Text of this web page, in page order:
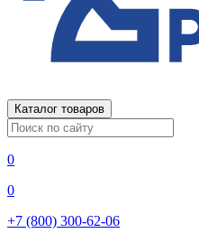
Каталог товаров
0
0
+7 (800) 300-62-06